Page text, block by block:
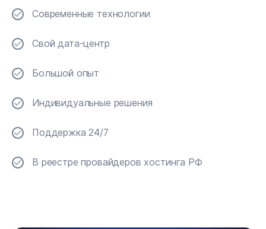
Современные технологии
Свой дата-центр
Большой опыт
Индивидуальные решения
Поддержка 24/7
В реестре провайдеров хостинга РФ